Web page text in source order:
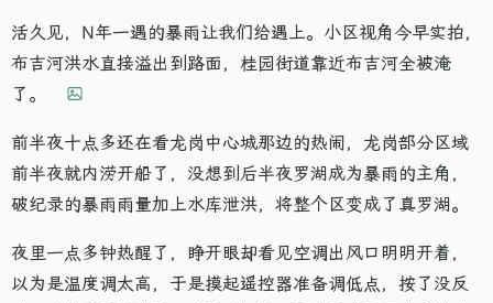
活久见，N年一遇的暴雨让我们给遇上。小区视角今早实拍，
布吉河洪水直接溢出到路面，桂园街道靠近布吉河全被淹
了。
前半夜十点多还在看龙岗中心城那边的热闹，龙岗部分区域
前半夜就内涝开船了，没想到后半夜罗湖成为暴雨的主角，
破纪录的暴雨雨量加上水库泄洪，将整个区变成了真罗湖。
夜里一点多钟热醒了，睁开眼却看见空调出风口明明开着，
以为是温度调太高，于是摸起遥控器准备调低点，按了没反